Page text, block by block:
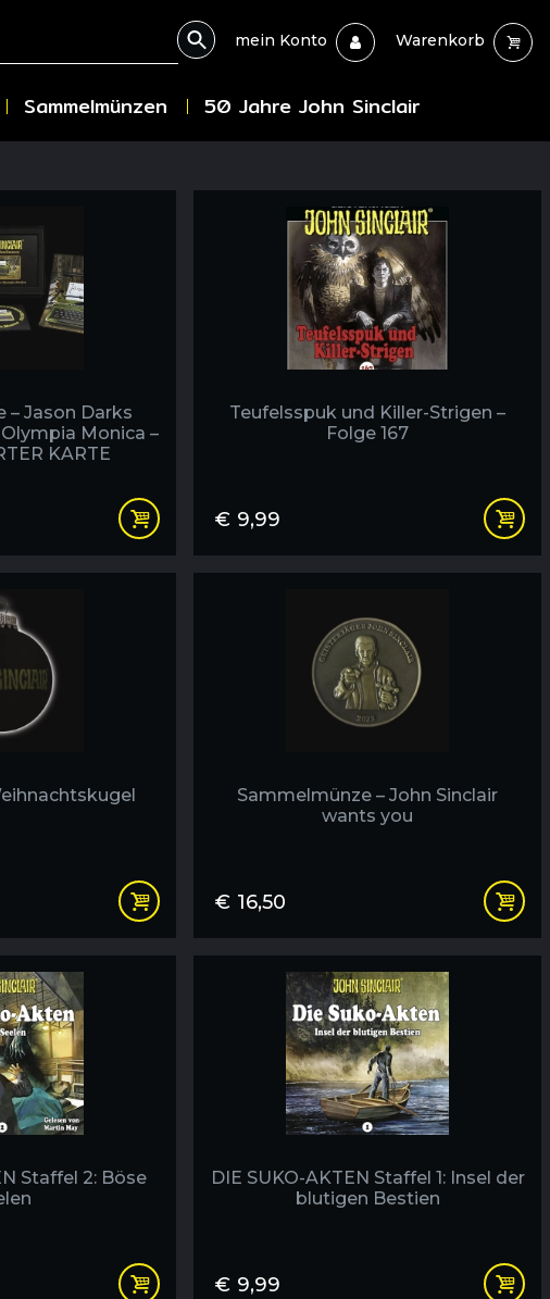
mein Konto Warenkorb
Sammelmünzen 50 Jahre John Sinclair
– Jason Darks
Monica –
KARTE
Teufelsspuk und Killer-Strigen –
Folge 167
€ 9,99
Sammelmünze – John Sinclair
wants you
€ 16,50
Staffel 2: Böse
DIE SUKO-AKTEN Staffel 1: Insel der
blutigen Bestien
€ 9,99